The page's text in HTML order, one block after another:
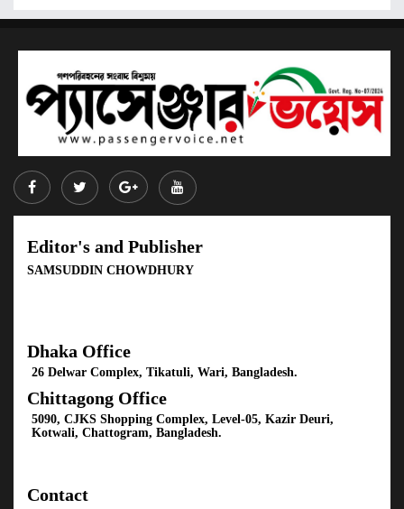
Editor's and Publisher
SAMSUDDIN CHOWDHURY
Dhaka Office
26 Delwar Complex, Tikatuli, Wari, Bangladesh.
Chittagong Office
5090, CJKS Shopping Complex, Level-05, Kazir Deuri,
Kotwali, Chattogram, Bangladesh.
Contact